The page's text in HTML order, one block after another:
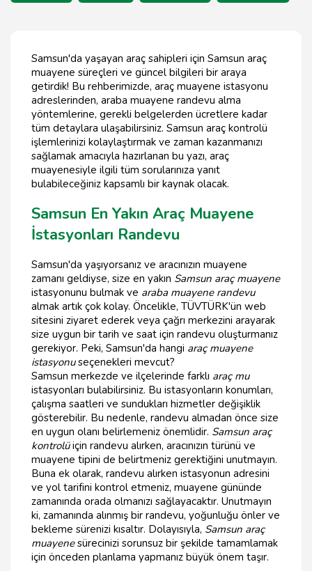
Samsun'da yaşayan araç sahipleri için Samsun araç
muayene süreçleri ve güncel bilgileri bir araya
getirdik! Bu rehberimizde, araç muayene istasyonu
adreslerinden, araba muayene randevu alma
yöntemlerine, gerekli belgelerden ücretlere kadar
tüm detaylara ulaşabilirsiniz. Samsun araç kontrolü
işlemlerinizi kolaylaştırmak ve zaman kazanmanızı
sağlamak amacıyla hazırlanan bu yazı, araç
muayenesiyle ilgili tüm sorularınıza yanıt
bulabileceğiniz kapsamlı bir kaynak olacak.
Samsun En Yakın Araç Muayene
İstasyonları Randevu
Samsun'da yaşıyorsanız ve aracınızın muayene
zamanı geldiyse, size en yakın Samsun araç muayene
istasyonunu bulmak ve araba muayene randevu
almak artık çok kolay. Öncelikle, TÜVTÜRK'ün web
sitesini ziyaret ederek veya çağrı merkezini arayarak
size uygun bir tarih ve saat için randevu oluşturmanız
gerekiyor. Peki, Samsun'da hangi araç muayene
istasyonuseçenekleri mevcut?
Samsun merkezde ve ilçelerinde farklı araç mu
istasyonları bulabilirsiniz. Bu istasyonların konumları,
çalışma saatleri ve sundukları hizmetler değişiklik
gösterebilir. Bu nedenle, randevu almadan önce size
en uygun olanı belirlemeniz önemlidir. Samsun araç
kontrolüiçin randevu alırken, aracınızın türünü ve
muayene tipini de belirtmeniz gerektiğini unutmayın.
Buna ek olarak, randevu alırken istasyonun adresini
ve yol tarifini kontrol etmeniz, muayene gününde
zamanında orada olmanızı sağlayacaktır. Unutmayın
ki, zamanında alınmış bir randevu, yoğunluğu önler ve
bekleme sürenizi kısaltır. Dolayısıyla, Samsun araç
muayenesürecinizi sorunsuz bir şekilde tamamlamak
için önceden planlama yapmanız büyük önem taşır.